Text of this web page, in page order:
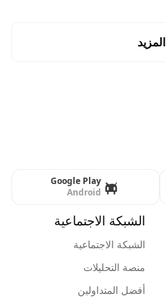
المزيد
Google Play
Android
الشبكة الاجتماعية
الشبكة الاجتماعية
منصة التحليلات
أفضل المتداولين